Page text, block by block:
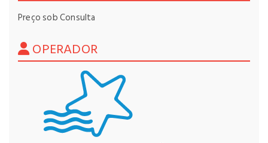
Preço sob Consulta
OPERADOR